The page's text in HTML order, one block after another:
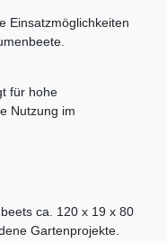
Einsatzmöglichkeiten
für hohe
Nutzung im
ca. 120 x 19 x 80
Gartenprojekte.